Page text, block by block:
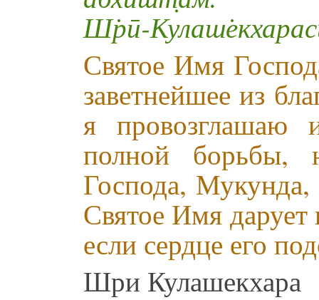
Ш̇рӣ-
Святое Имя
заветнейшее из
я провозглашаю
полной борьбы,
Господа,
Святое Имя дарует
если сердце его
Шри Кулашекхара